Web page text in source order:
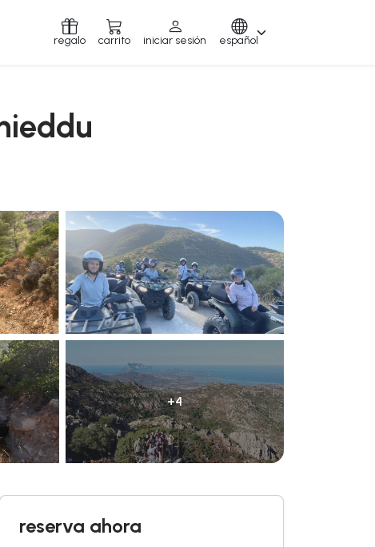
regalo carrito iniciar sesión español
+4
reserva ahora